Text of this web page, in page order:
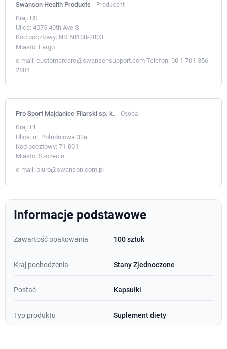
Swanson Health Products Producent
Kraj: US
Ulica: 4075 40th Ave S
Kod pocztowy: ND 58108-2803
Miasto: Fargo
e-mail: customercare@swansonsupport.com Telefon: 00 1 701-356-
2804
Pro Sport Majdaniec Filarski sp. k. Osoba
Kraj: PL
Ulica: ul. Południowa 33a
Kod pocztowy: 71-001
Miasto: Szczecin
e-mail: biuro@swanson.com.pl
Informacje podstawowe
Zawartość opakowania 100 sztuk
Kraj pochodzenia Stany Zjednoczone
Postać Kapsułki
Typ produktu Suplement diety